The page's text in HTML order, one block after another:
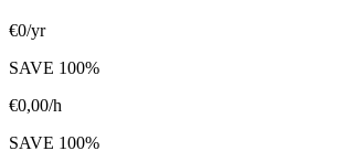
€0/yr
SAVE 100%
€0,00/h
SAVE 100%